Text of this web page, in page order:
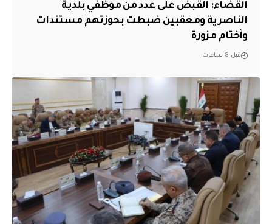
القضاء: القبض على عدد من موظفي بلدية
الناصرية ومعقبين ضبطت بحوزتهم مستندات
وأختام مزورة
قبل 8 ساعات